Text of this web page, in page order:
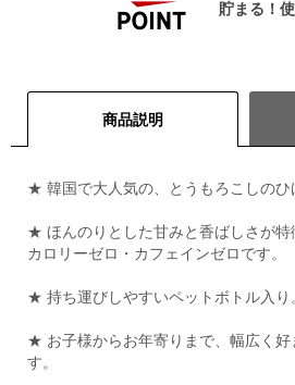
商品説明
★ 韓国で大人気の、とうもろこしのひ
★ ほんのりとした甘みと香ばしさが特
カロリーゼロ・カフェインゼロです。
★ 持ち運びしやすいペットボトル入り
★ お子様からお年寄りまで、幅広く好
す。